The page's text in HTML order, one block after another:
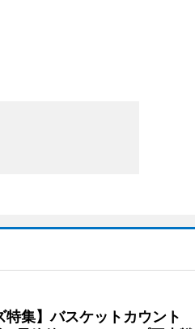
特集】バスケットカウント